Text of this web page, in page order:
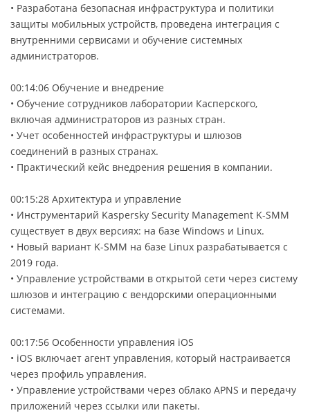
• Разработана безопасная инфраструктура и политики
защиты мобильных устройств, проведена интеграция с
внутренними сервисами и обучение системных
администраторов.
00:14:06 Обучение и внедрение
• Обучение сотрудников лаборатории Касперского,
включая администраторов из разных стран.
• Учет особенностей инфраструктуры и шлюзов
соединений в разных странах.
• Практический кейс внедрения решения в компании.
00:15:28 Архитектура и управление
• Инструментарий Kaspersky Security Management K-SMM
существует в двух версиях: на базе Windows и Linux.
• Новый вариант K-SMM на базе Linux разрабатывается с
2019 года.
• Управление устройствами в открытой сети через систему
шлюзов и интеграцию с вендорскими операционными
системами.
00:17:56 Особенности управления iOS
• iOS включает агент управления, который настраивается
через профиль управления.
• Управление устройствами через облако APNS и передачу
приложений через ссылки или пакеты.